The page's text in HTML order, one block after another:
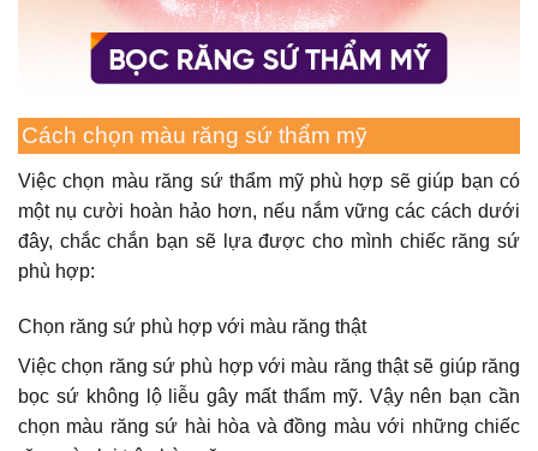
Cách chọn màu răng sứ thẩm mỹ
Việc chọn màu răng sứ thẩm mỹ phù hợp sẽ giúp bạn có
một nụ cười hoàn hảo hơn, nếu nắm vững các cách dưới
đây, chắc chắn bạn sẽ lựa được cho mình chiếc răng sứ
phù hợp:
Chọn răng sứ phù hợp với màu răng thật
Việc chọn răng sứ phù hợp với màu răng thật sẽ giúp răng
bọc sứ không lộ liễu gây mất thẩm mỹ. Vậy nên bạn cần
chọn màu răng sứ hài hòa và đồng màu với những chiếc